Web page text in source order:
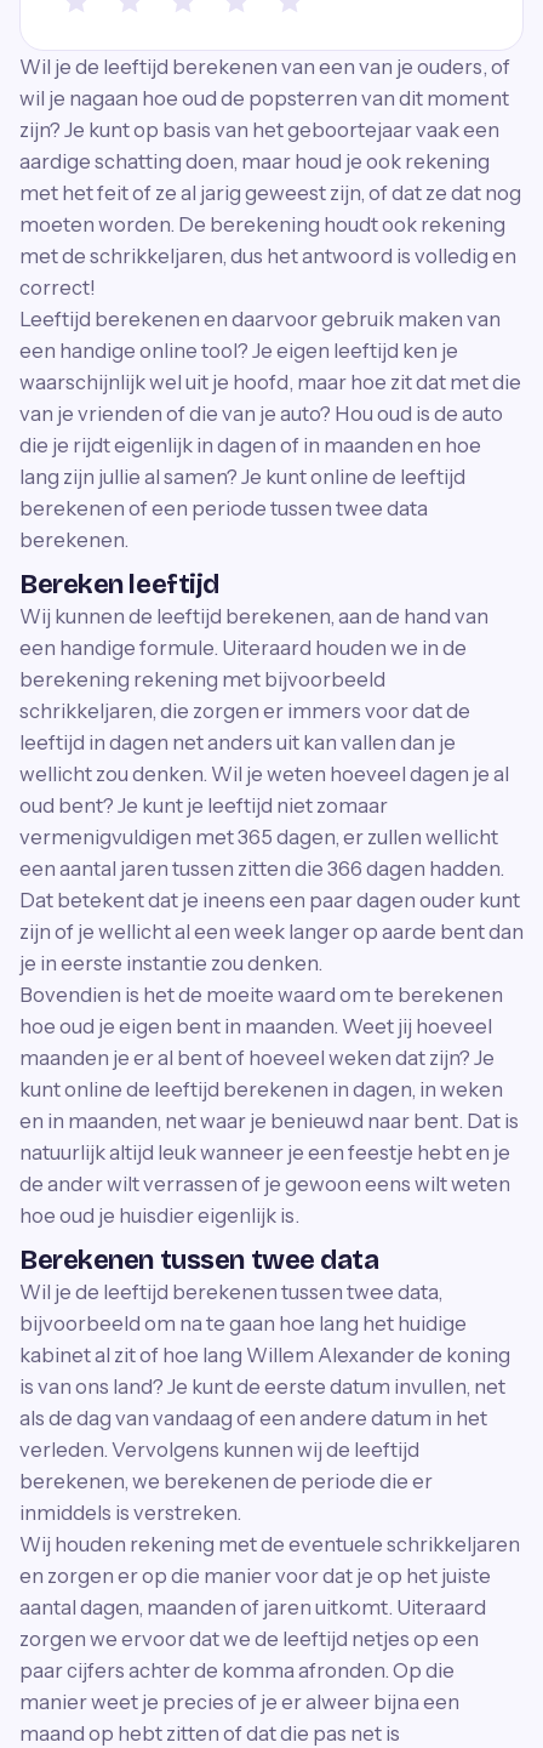
Wil je de leeftijd berekenen van een van je ouders, of
wil je nagaan hoe oud de popsterren van dit moment
zijn? Je kunt op basis van het geboortejaar vaak een
aardige schatting doen, maar houd je ook rekening
met het feit of ze al jarig geweest zijn, of dat ze dat nog
moeten worden. De berekening houdt ook rekening
met de schrikkeljaren, dus het antwoord is volledig en
correct!
Leeftijd berekenen en daarvoor gebruik maken van
een handige online tool? Je eigen leeftijd ken je
waarschijnlijk wel uit je hoofd, maar hoe zit dat met die
van je vrienden of die van je auto? Hou oud is de auto
die je rijdt eigenlijk in dagen of in maanden en hoe
lang zijn jullie al samen? Je kunt online de leeftijd
berekenen of een periode tussen twee data
berekenen.
Bereken leeftijd
Wij kunnen de leeftijd berekenen, aan de hand van
een handige formule. Uiteraard houden we in de
berekening rekening met bijvoorbeeld
schrikkeljaren, die zorgen er immers voor dat de
leeftijd in dagen net anders uit kan vallen dan je
wellicht zou denken. Wil je weten hoeveel dagen je al
oud bent? Je kunt je leeftijd niet zomaar
vermenigvuldigen met 365 dagen, er zullen wellicht
een aantal jaren tussen zitten die 366 dagen hadden.
Dat betekent dat je ineens een paar dagen ouder kunt
zijn of je wellicht al een week langer op aarde bent dan
je in eerste instantie zou denken.
Bovendien is het de moeite waard om te berekenen
hoe oud je eigen bent in maanden. Weet jij hoeveel
maanden je er al bent of hoeveel weken dat zijn? Je
kunt online de leeftijd berekenen in dagen, in weken
en in maanden, net waar je benieuwd naar bent. Dat is
natuurlijk altijd leuk wanneer je een feestje hebt en je
de ander wilt verrassen of je gewoon eens wilt weten
hoe oud je huisdier eigenlijk is.
Berekenen tussen twee data
Wil je de leeftijd berekenen tussen twee data,
bijvoorbeeld om na te gaan hoe lang het huidige
kabinet al zit of hoe lang Willem Alexander de koning
is van ons land? Je kunt de eerste datum invullen, net
als de dag van vandaag of een andere datum in het
verleden. Vervolgens kunnen wij de leeftijd
berekenen, we berekenen de periode die er
inmiddels is verstreken.
Wij houden rekening met de eventuele schrikkeljaren
en zorgen er op die manier voor dat je op het juiste
aantal dagen, maanden of jaren uitkomt. Uiteraard
zorgen we ervoor dat we de leeftijd netjes op een
paar cijfers achter de komma afronden. Op die
manier weet je precies of je er alweer bijna een
maand op hebt zitten of dat die pas net is